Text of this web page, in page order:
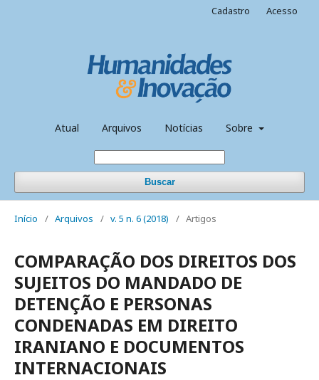
Atual Arquivos Notícias Sobre
Buscar
Cadastro Acesso
Início / Arquivos / v. 5 n. 6 (2018) / Artigos
COMPARAÇÃO DOS DIREITOS DOS
SUJEITOS DO MANDADO DE
DETENÇÃO E PERSONAS
CONDENADAS EM DIREITO
IRANIANO E DOCUMENTOS
INTERNACIONAIS